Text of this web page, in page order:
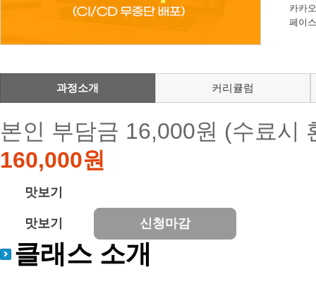
카카
페이
과정소개 커리큘럼
본인 부담금 16,000원 (수료시
160,000원
맛보기
맛보기 신청마감
클래스 소개